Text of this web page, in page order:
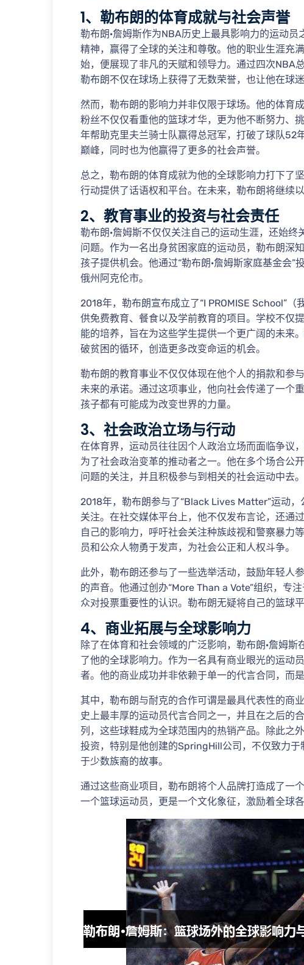
1、勒布朗的体育成就与社会声誉
勒布朗·詹姆斯作为NBA历史上最具影响力的运动
精神，赢得了全球的关注和尊敬。他的职业生涯充
始，便展现了非凡的天赋和领导力。通过四次NBA
勒布朗不仅在球场上获得了无数荣誉，也让他在球
然而，勒布朗的影响力并非仅限于球场。他的体育
粉丝不仅仅看重他的篮球才华，更为他不断努力、
年帮助克里夫兰骑士队赢得总冠军，打破了球队52
巅峰，同时也为他赢得了更多的社会声誉。
总之，勒布朗的体育成就为他的全球影响力打下了
行动提供了话语权和平台。在未来，勒布朗将继续
2、教育事业的投资与社会责任
勒布朗·詹姆斯不仅仅关注自己的运动生涯，还始
问题。作为一名出身贫困家庭的运动员，勒布朗深
孩子提供机会。他通过“勒布朗·詹姆斯家庭基金会
俄州阿克伦市。
2018年，勒布朗宣布成立了“I PROMISE School”
供免费教育、餐食以及学前教育的项目。学校不仅
能的培养，旨在为这些学生提供一个更广阔的未来
破贫困的循环，创造更多改变命运的机会。
勒布朗的教育事业不仅仅体现在他个人的捐款和参
未来的承诺。通过这项事业，他向社会传递了一个
孩子都有可能成为改变世界的力量。
3、社会政治立场与行动
在体育界，运动员往往因个人政治立场而面临争议
为了社会政治变革的推动者之一。他在多个场合公
问题的关注，并且积极参与到相关的社会运动中去。
2018年，勒布朗参与了“Black Lives Matter”运动
关注。在社交媒体平台上，他不仅发布言论，还通
自己的影响力，呼吁社会关注种族歧视和警察暴力
员和公众人物勇于发声，为社会公正和人权斗争。
此外，勒布朗还参与了一些选举活动，鼓励年轻人
的声音。他通过创办“More Than a Vote”组织，专
众对投票重要性的认识。勒布朗无疑将自己的篮球
4、商业拓展与全球影响力
除了在体育和社会领域的广泛影响，勒布朗·詹姆
了他的全球影响力。作为一名具有商业眼光的运动
者。他的商业成功并非依赖于单一的代言合同，而
其中，勒布朗与耐克的合作可谓是最具代表性的商
史上最丰厚的运动员代言合同之一，并且在之后的
列，这些球鞋成为全球范围内的热销产品。除此之
投资，特别是他创建的SpringHill公司，不仅致力
于少数族裔的故事。
通过这些商业项目，勒布朗将个人品牌打造成了一
一个篮球运动员，更是一个文化象征，激励着全球